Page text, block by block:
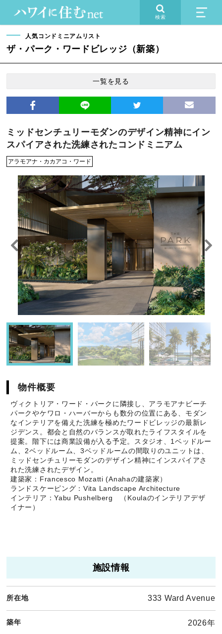
検索
人気コンドミニアムリスト
ザ・パーク・ワードビレッジ（新築）
一覧を見る
ミッドセンチュリーモダンのデザイン精神にイン
スパイアされた洗練されたコンドミニアム
アラモアナ・カカアコ・ワード
物件概要
ヴィクトリア・ワード・パークに隣接し、アラモアナビーチ
パークやケワロ・ハーバーからも数分の位置にある、モダン
なインテリアを備えた洗練を極めたワードビレッジの最新レ
ジデンス。都会と自然のバランスが取れたライフスタイルを
提案。階下には商業設備が入る予定。スタジオ、1ベッドルー
ム、2ベッドルーム、3ベッドルームの間取りのユニットは、
ミッドセンチュリーモダンのデザイン精神にインスパイアさ
れた洗練されたデザイン。
建築家：Francesco Mozatti (Anahaの建築家）
ランドスケーピング：Vita Landscape Architecture
インテリア：Yabu Pushelberg （Koulaのインテリアデザ
イナー）
施設情報
所在地 333 Ward Avenue
築年 2026年